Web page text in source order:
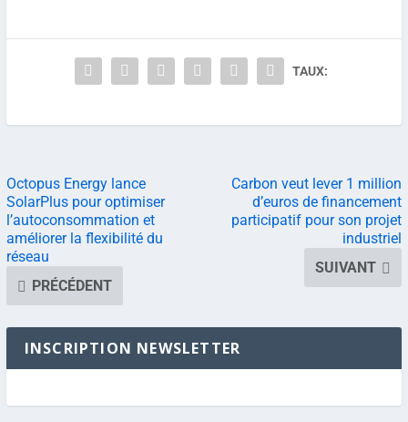
TAUX:
Octopus Energy lance
SolarPlus pour optimiser
l’autoconsommation et
améliorer la flexibilité du
réseau
PRÉCÉDENT
Carbon veut lever 1 million
d’euros de financement
participatif pour son projet
industriel
SUIVANT
INSCRIPTION NEWSLETTER